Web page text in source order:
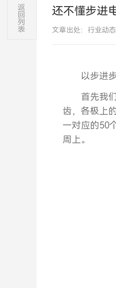
还不懂步进
文章出处：行业动态
以步进
首先我
齿，各极上
一对应的50
周上。